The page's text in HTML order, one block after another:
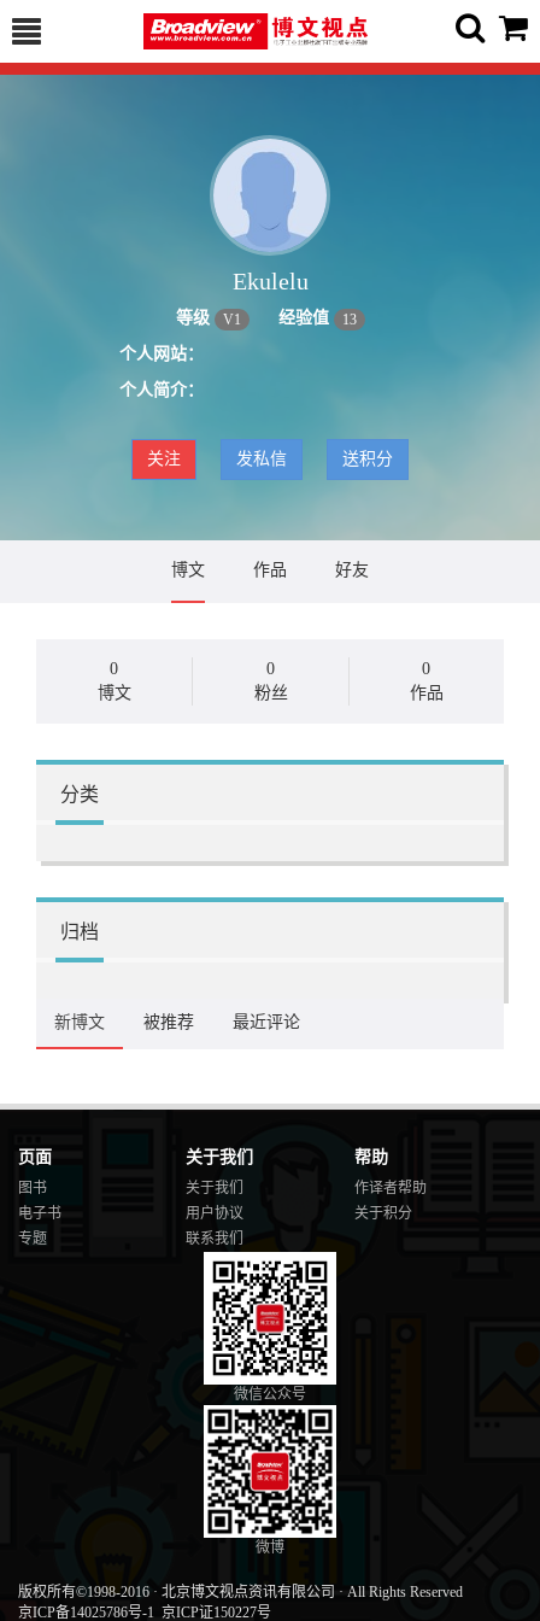
Ekulelu
等级 V1 经验值 13
个人网站：
个人简介：
关注 发私信 送积分
博文 作品 好友
0
博文
0
粉丝
0
作品
分类
归档
新博文 被推荐 最近评论
页面
图书
电子书
专题
关于我们
关于我们
用户协议
联系我们
帮助
作译者帮助
关于积分
微信公众号
微博
版权所有©1998-2016 · 北京博文视点资讯有限公司 · All Rights Reserved
京ICP备14025786号-1 京ICP证150227号